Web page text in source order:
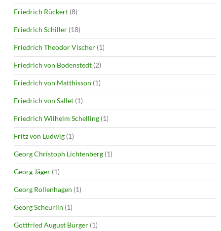
Friedrich Rückert (8)
Friedrich Schiller (18)
Friedrich Theodor Vischer (1)
Friedrich von Bodenstedt (2)
Friedrich von Matthisson (1)
Friedrich von Sallet (1)
Friedrich Wilhelm Schelling (1)
Fritz von Ludwig (1)
Georg Christoph Lichtenberg (1)
Georg Jäger (1)
Georg Rollenhagen (1)
Georg Scheurlin (1)
Gottfried August Bürger (1)